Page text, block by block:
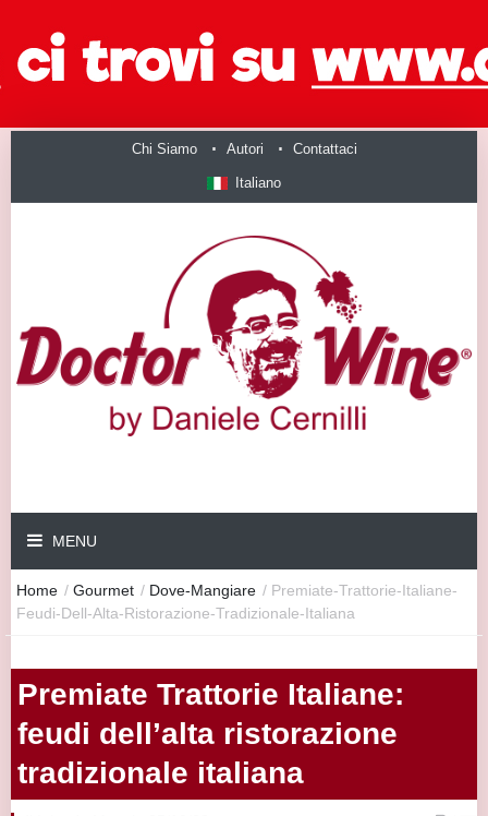
Chi Siamo Autori Contattaci
Italiano
MENU
Home / Gourmet / Dove-Mangiare / Premiate-Trattorie-Italiane-
Feudi-Dell-Alta-Ristorazione-Tradizionale-Italiana
Premiate Trattorie Italiane:
feudi dell’alta ristorazione
tradizionale italiana